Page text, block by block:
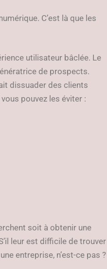
C’est là que les
utilisateur bâclée. Le
de prospects.
dissuader des clients
pouvez les éviter :
soit à obtenir une
leur est difficile de trouver
entreprise, n’est-ce pas ?